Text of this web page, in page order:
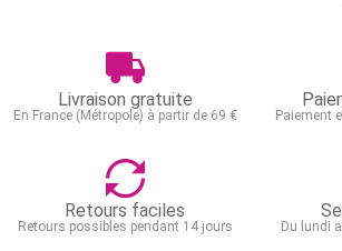
Livraison gratuite
En France (Métropole) à partir de 69 € Paiement
Retours faciles
Retours possibles pendant 14 jours
Du lundi